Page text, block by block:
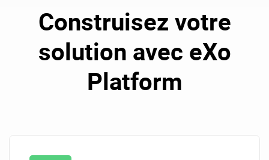
Construisez votre
solution avec eXo
Platform